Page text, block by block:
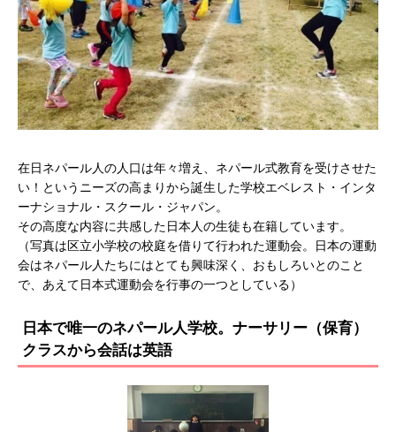
在日ネパール人の人口は年々増え、ネパール式教育を受けさせた
い！というニーズの高まりから誕生した学校エベレスト・インタ
ーナショナル・スクール・ジャパン。
その高度な内容に共感した日本人の生徒も在籍しています。
（写真は区立小学校の校庭を借りて行われた運動会。日本の運動
会はネパール人たちにはとても興味深く、おもしろいとのこと
で、あえて日本式運動会を行事の一つとしている）
日本で唯一のネパール人学校。ナーサリー（保育）
クラスから会話は英語